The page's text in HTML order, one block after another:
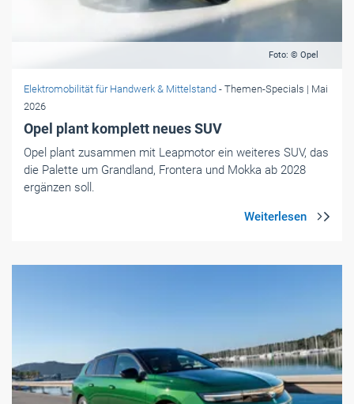
Foto: © Opel
Elektromobilität für Handwerk & Mittelstand - Themen-Specials | Mai
2026
Opel plant komplett neues SUV
Opel plant zusammen mit Leapmotor ein weiteres SUV, das
die Palette um Grandland, Frontera und Mokka ab 2028
ergänzen soll.